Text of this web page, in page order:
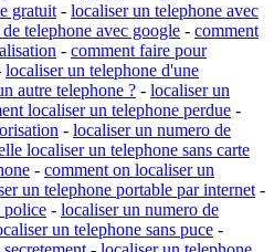
gratuit - localiser un telephone avec
telephone avec google - comment
- comment faire pour
localiser un telephone d'une
autre telephone ? - localiser un
localiser un telephone perdue -
- localiser un numero de
localiser un telephone sans carte
- comment on localiser un
un telephone portable par internet -
police - localiser un numero de
un telephone sans puce -